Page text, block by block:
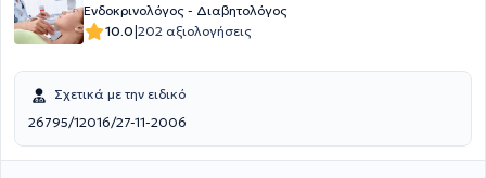
Ενδοκρινολόγος - Διαβητολόγος
10.0|202 αξιολογήσεις
Σχετικά με την ειδικό
26795/12016/27-11-2006